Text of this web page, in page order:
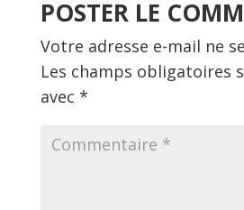
POSTER LE
Votre adresse e-mail ne
Les champs obligatoires
avec *